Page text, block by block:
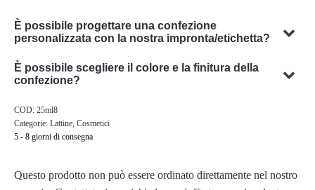
È possibile progettare una confezione
personalizzata con la nostra impronta/etichetta?
soggetto. Il nostro team è specializzato nello sviluppo di
esigenze specifiche.
È possibile scegliere il colore e la finitura della
confezione?
dell'imballaggio. Il nostro team sarà lieto di consigliarvi il
colore e la finitura ottimali per l'imballaggio del vostro
COD: 25ml8
Categorie: Lattine, Cosmetici
5 - 8 giorni di consegna
Questo prodotto non può essere ordinato direttamente nel nostro